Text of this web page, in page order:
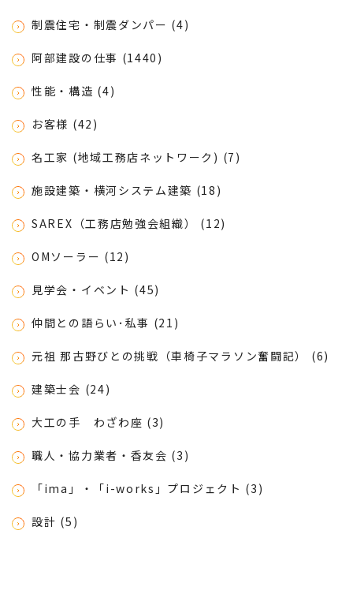
制震住宅・制震ダンパー (4)
阿部建設の仕事 (1440)
性能・構造 (4)
お客様 (42)
名工家 (地域工務店ネットワーク) (7)
施設建築・横河システム建築 (18)
SAREX（工務店勉強会組織） (12)
OMソーラー (12)
見学会・イベント (45)
仲間との語らい･私事 (21)
元祖 那古野びとの挑戦（車椅子マラソン奮闘記） (6)
建築士会 (24)
大工の手 わざわ座 (3)
職人・協力業者・香友会 (3)
「ima」・「i-works」プロジェクト (3)
設計 (5)